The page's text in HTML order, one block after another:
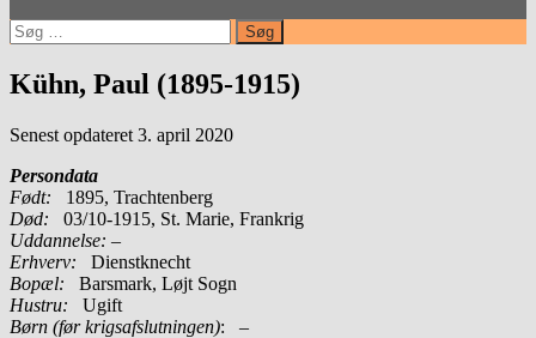
Søg
efter:
Kühn, Paul (1895-1915)
Senest opdateret 3. april 2020
Persondata
Født: 1895, Trachtenberg
Død: 03/10-1915, St. Marie, Frankrig
Uddannelse: –
Erhverv: Dienstknecht
Bopæl: Barsmark, Løjt Sogn
Hustru: Ugift
Børn (før krigsafslutningen): –